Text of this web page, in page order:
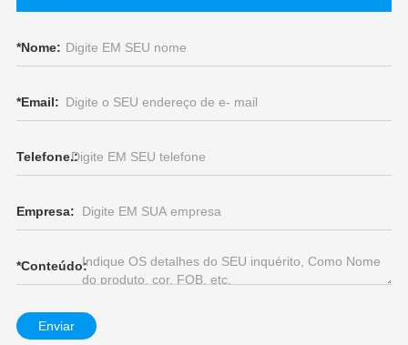
*Nome:
*Email:
Telefone.:
Empresa:
*Conteúdo:
Enviar